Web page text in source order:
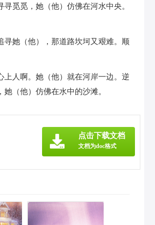
觅觅，她（他）仿佛在河水中央。
她（他），那道路坎坷又艰难。顺
人啊。她（他）就在河岸一边。逆
（他）仿佛在水中的沙滩。
点击下载文档
文档为doc格式